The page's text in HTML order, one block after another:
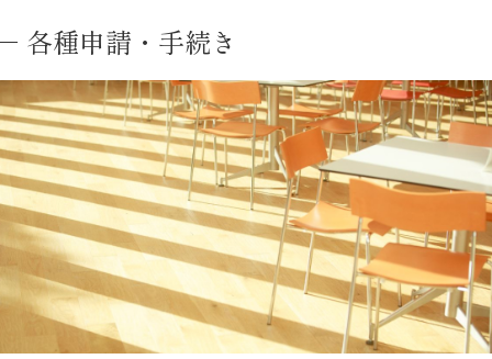
各種申請・手続き